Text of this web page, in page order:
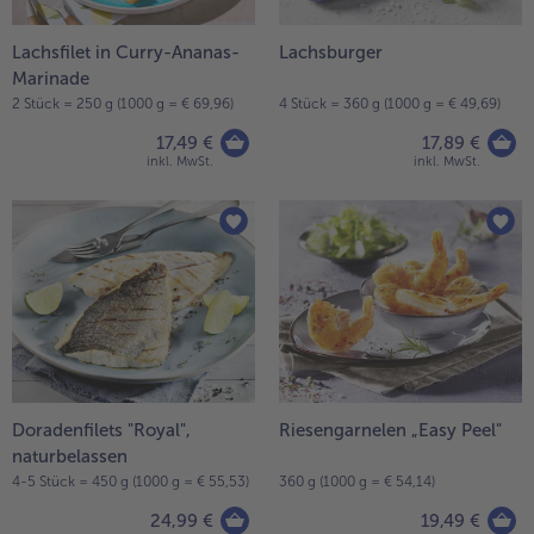
- 5 € beim Kauf von 7 Schlemmermenüs nach Wahl
Lachsfilet in Curry-Ananas-
Marinade
2 Stück = 250 g (1000 g = € 69,96)
17,49 €
inkl. MwSt.
Lachsburger
4 Stück = 360 g (1000 g = € 49,69)
17,89 €
inkl. MwSt.
Doradenfilets "Royal",
naturbelassen
4-5 Stück = 450 g (1000 g = € 55,53)
24,99 €
Riesengarnelen „Easy Peel"
360 g (1000 g = € 54,14)
19,49 €